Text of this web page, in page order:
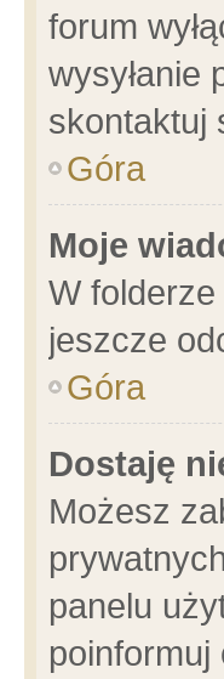
forum
wysyłanie
skontaktuj
Góra
Moje
W folderze
jeszcze
Góra
Dostaję
Możesz
panelu